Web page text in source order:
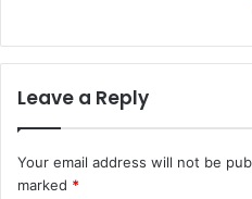
Leave a Reply
Your email address will not be
marked *